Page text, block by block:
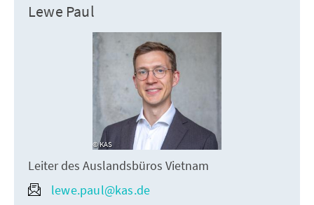
Lewe Paul
KAS
Leiter des Auslandsbüros Vietnam
lewe.paul@kas.de